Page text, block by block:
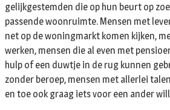
gelijkgestemden die op hun beurt op
passende woonruimte. Mensen met
net op de woningmarkt komen kijken,
werken, mensen die al even met
hulp of een duwtje in de rug kunnen
zonder beroep, mensen met allerlei
en toe ook graag iets voor een ander